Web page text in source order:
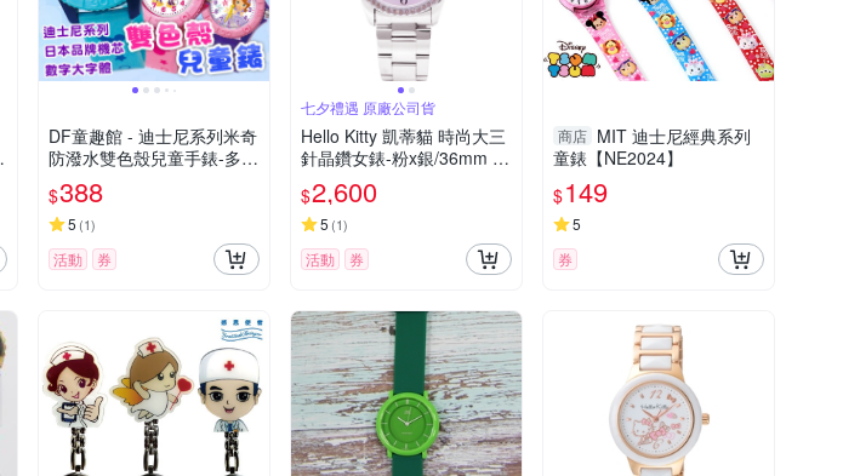
DF童趣館 - 迪士尼系列米奇
防潑水雙色殼兒童手錶-多款
可選
$388
5 (1)
活動 券
七夕禮遇 原廠公司貨
Hello Kitty 凱蒂貓 時尚大三
針晶鑽女錶-粉x銀/36mm L
K691LWPA-S 七夕寵愛季
送禮推薦
$2,600
5 (1)
活動 券
商店 MIT 迪士尼經典系列
童錶【NE2024】
$149
5
券